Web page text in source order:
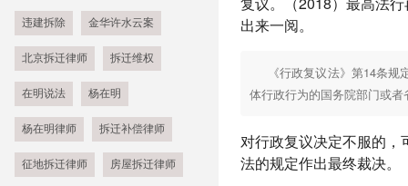
违建拆除 金华许水云案
北京拆迁律师 拆迁维权
在明说法 杨在明
杨在明律师 拆迁补偿律师
征地拆迁律师 房屋拆迁律师
出来一阅。
《行政复议法》第14条
体行政行为的国务院部门或
对行政复议决定不服的，
法的规定作出最终裁决。